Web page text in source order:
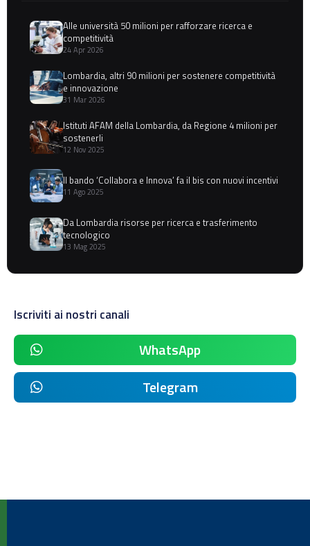
Alle università 50 milioni per rafforzare ricerca e
competitività
24 Apr 2026
Lombardia, altri 90 milioni per sostenere competitività
e innovazione
31 Mar 2026
Istituti AFAM della Lombardia, da Regione 4 milioni per
sostenerli
12 Nov 2025
Il bando ‘Collabora e Innova’ fa il bis con nuovi incentivi
11 Ago 2025
Da Lombardia risorse per ricerca e trasferimento
tecnologico
13 Mag 2025
Iscriviti ai nostri canali
WhatsApp
Telegram